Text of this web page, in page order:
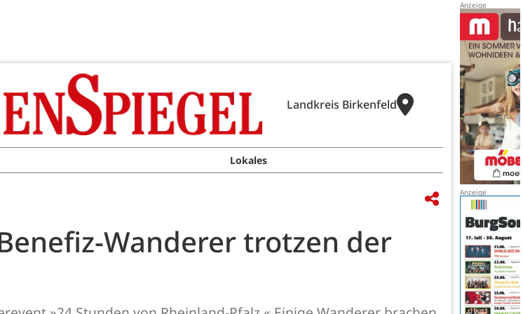
Landkreis Birkenfeld
Lokales
Wanderer trotzen der